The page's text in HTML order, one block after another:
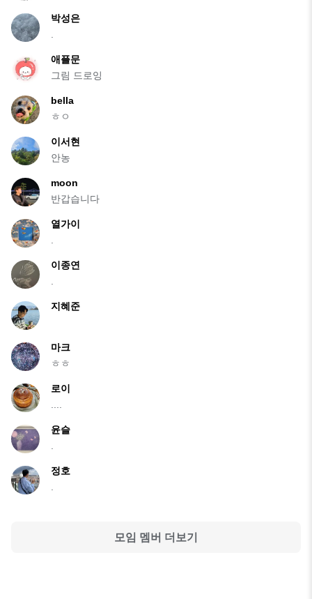
박성은
.
애플문
그림 드로잉
bella
ㅎㅇ
이서현
안농
moon
반갑습니다
열가이
.
이종연
.
지혜준
마크
ㅎㅎ
로이
....
윤슬
.
정호
.
모임 멤버 더보기